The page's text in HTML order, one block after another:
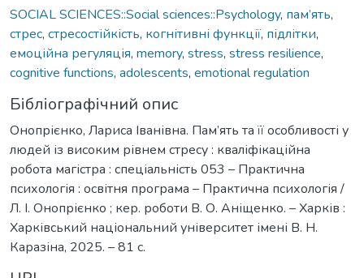
SOCIAL SCIENCES::Social sciences::Psychology, пам’ять,
стрес, стресостійкість, когнітивні функції, підлітки,
емоційна регуляція, memory, stress, stress resilience,
cognitive functions, adolescents, emotional regulation
Бібліографічний опис
Онопрієнко, Лариса Іванівна. Пам’ять та її особливості у
людей із високим рівнем стресу : кваліфікаційна
робота магістра : спеціальність 053 – Практична
психологія : освітня програма – Практична психологія /
Л. І. Онопрієнко ; кер. роботи В. О. Аніщенко. – Харків :
Харківський національний університет імені В. Н.
Каразіна, 2025. – 81 с.